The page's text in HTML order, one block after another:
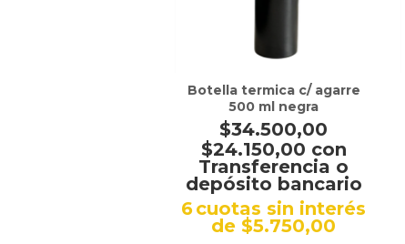
Botella termica c/ agarre
500 ml negra
$34.500,00
$24.150,00 con
Transferencia o
depósito bancario
6cuotas sin interés
de$5.750,00